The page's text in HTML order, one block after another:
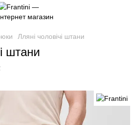
Лляні чоловічі штани
штани